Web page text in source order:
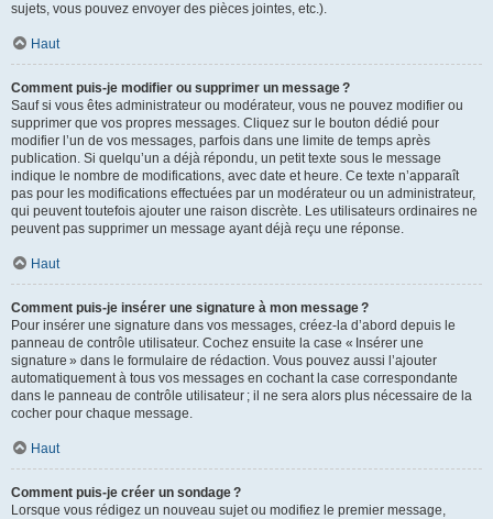
sujets, vous pouvez envoyer des pièces jointes, etc.).
Haut
Comment puis-je modifier ou supprimer un message ?
Sauf si vous êtes administrateur ou modérateur, vous ne pouvez modifier ou
supprimer que vos propres messages. Cliquez sur le bouton dédié pour
modifier l’un de vos messages, parfois dans une limite de temps après
publication. Si quelqu’un a déjà répondu, un petit texte sous le message
indique le nombre de modifications, avec date et heure. Ce texte n’apparaît
pas pour les modifications effectuées par un modérateur ou un administrateur,
qui peuvent toutefois ajouter une raison discrète. Les utilisateurs ordinaires ne
peuvent pas supprimer un message ayant déjà reçu une réponse.
Haut
Comment puis-je insérer une signature à mon message ?
Pour insérer une signature dans vos messages, créez-la d’abord depuis le
panneau de contrôle utilisateur. Cochez ensuite la case « Insérer une
signature » dans le formulaire de rédaction. Vous pouvez aussi l’ajouter
automatiquement à tous vos messages en cochant la case correspondante
dans le panneau de contrôle utilisateur ; il ne sera alors plus nécessaire de la
cocher pour chaque message.
Haut
Comment puis-je créer un sondage ?
Lorsque vous rédigez un nouveau sujet ou modifiez le premier message,